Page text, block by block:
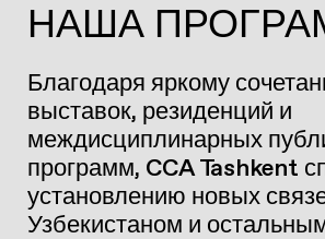
НАША
Благодаря яркому
выставок, резиденций и
междисциплинарных
программ, CCA Tashkent
установлению новых
Узбекистаном и